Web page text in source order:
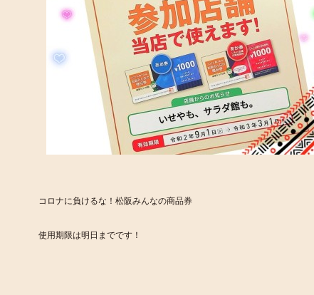
コロナに負けるな！松阪みんなの商品券
使用期限は明日までです！